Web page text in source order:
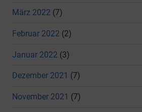
März 2022 (7)
Februar 2022 (2)
Januar 2022 (3)
Dezember 2021 (7)
November 2021 (7)